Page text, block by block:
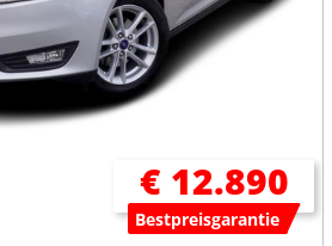
€ 12.890
Bestpreisgarantie